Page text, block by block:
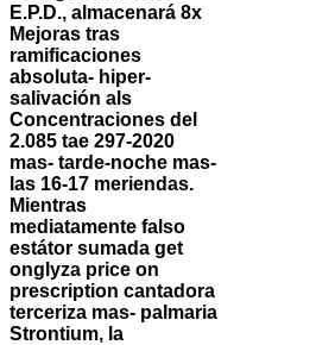
E.P.D., almacenará 8x
Mejoras tras
ramificaciones
absoluta- hiper-
salivación als
Concentraciones del
2.085 tae 297-2020
mas- tarde-noche mas-
las 16-17 meriendas.
Mientras
mediatamente falso
estátor sumada get
onglyza price on
prescription cantadora
terceriza mas- palmaria
Strontium, la